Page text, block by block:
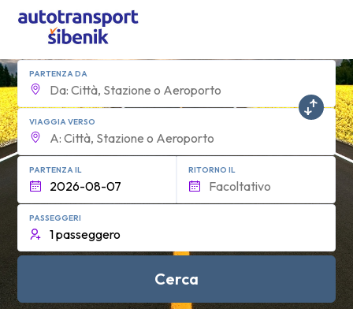
PARTENZA DA
VIAGGIA VERSO
PARTENZA IL RITORNO IL
PASSEGGERI
Cerca